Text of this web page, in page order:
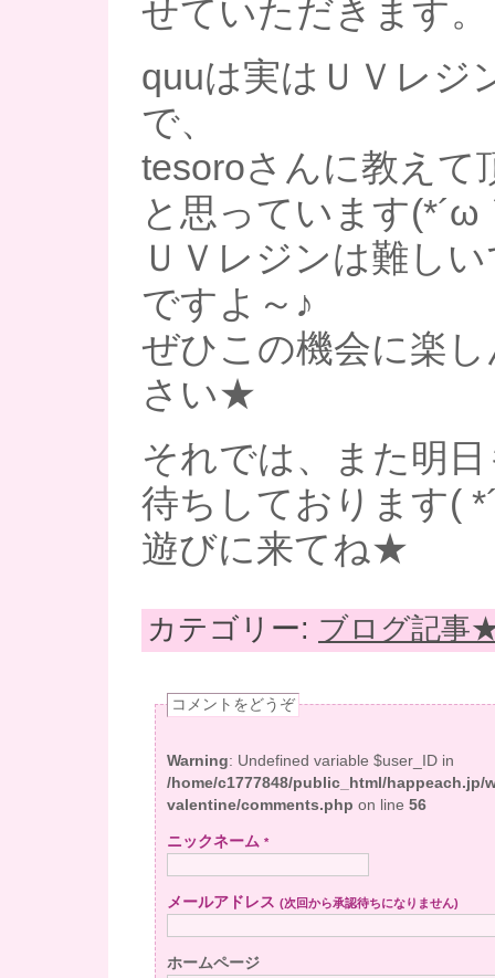
せていただきます。
quuは実はＵＶレジ
で、
tesoroさんに教えて
と思っています(*´ω
ＵＶレジンは難し
ですよ～♪
ぜひこの機会に楽
さい★
それでは、また明
待ちしております(
遊びに来てね★
カテゴリー: ブログ記事
コメントをどうぞ
Warning
: Undefined variable $user_ID in
/home/c1777848/public_html/happeach.jp/
valentine/comments.php on line 56
ニックネーム *
メールアドレス (次回から承認待ちになりません)
ホームページ